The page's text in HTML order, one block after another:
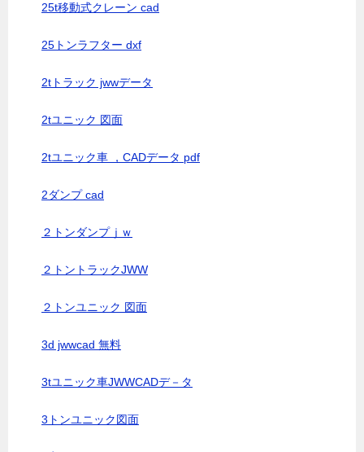
25t移動式クレーン cad
25トンラフター dxf
2tトラック jwwデータ
2tユニック 図面
2tユニック車 ，CADデータ pdf
2ダンプ cad
２トンダンプｊｗ
２トントラックJWW
２トンユニック 図面
3d jwwcad 無料
3tユニック車JWWCADデ－タ
3トンユニック図面